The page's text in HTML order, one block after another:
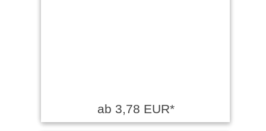
ab 3,78 EUR*